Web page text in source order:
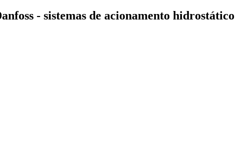
- sistemas de acionamento hidrostático